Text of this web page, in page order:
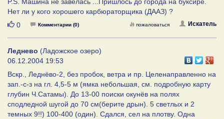
Нет ли у кого хорошего карбюраторщика (ДААЗ) ?
Нравится
0 Комментарии (0) Искатель
пожаловаться
Леднево (Ладожское озеро)
06.12.2004 19:53
Вскр., Леднёво-2, без пробок, ветра и пр. Целенаправленно на
зап.-с-з на гл. 4,5-5 м (ямка небольшая, см. подробную карту
глубин Ч.Сатамы). До 13-00 поиски окунёв на полях
сподледной шугой до 70 см(берите дрын). 5 светлых и 2
темных 9!!) 100-400 (один). Сдался, сел на плотву. Одна